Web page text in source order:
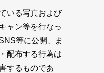
いる写真および
ャン等を行なっ
等に公開、ま
配布する行為は
するものであ